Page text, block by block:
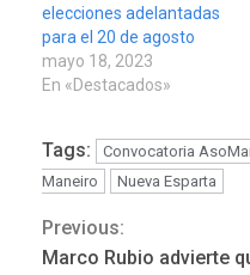
elecciones adelantadas
para el 20 de agosto
mayo 18, 2023
En «Destacados»
Tags: Convocatoria
Maneiro
Nueva Esparta
Continue
Previous:
Marco Rubio advierte